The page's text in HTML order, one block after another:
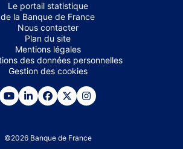
Le portail statistique
de la Banque de France
Nous contacter
Plan du site
Mentions légales
des données personnelles
Gestion des cookies
©2026 Banque de France